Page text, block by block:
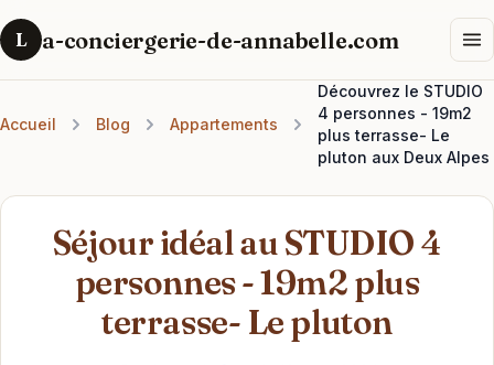
L a-conciergerie-de-annabelle.com
Accueil Blog Appartements
Découvrez le STUDIO
4 personnes - 19m2
plus terrasse- Le
pluton aux Deux Alpes
Séjour idéal au STUDIO 4
personnes - 19m2 plus
terrasse- Le pluton